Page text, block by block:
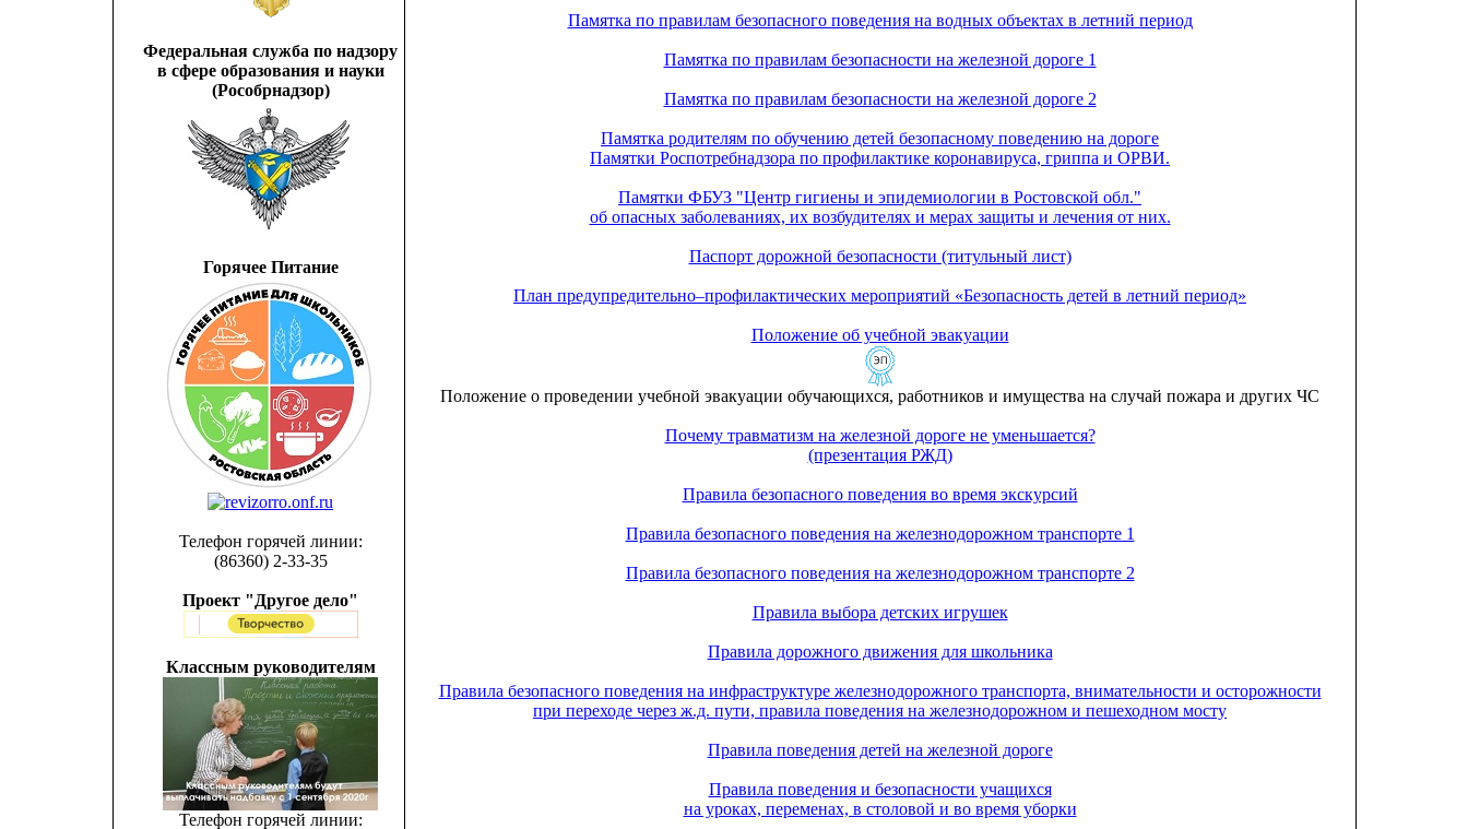
Федеральная служба по надзору
в сфере образования и науки
(Рособрнадзор)
Горячее Питание
Телефон горячей линии:
(86360) 2-33-35
Проект "Другое дело"
Классным руководителям
Телефон горячей линии:
Памятка по правилам безопасного поведения на водных объектах в летний период
Памятка по правилам безопасности на железной дороге 1
Памятка по правилам безопасности на железной дороге 2
Памятка родителям по обучению детей безопасному поведению на дороге
Памятки Роспотребнадзора по профилактике коронавируса, гриппа и ОРВИ.
Памятки ФБУЗ "Центр гигиены и эпидемиологии в Ростовской обл."
об опасных заболеваниях, их возбудителях и мерах защиты и лечения от них.
Паспорт дорожной безопасности (титульный лист)
План предупредительно–профилактических мероприятий «Безопасность детей в летний период»
Положение об учебной эвакуации
Положение о проведении учебной эвакуации обучающихся, работников и имущества на случай пожара и других ЧС
Почему травматизм на железной дороге не уменьшается?
(презентация РЖД)
Правила безопасного поведения во время экскурсий
Правила безопасного поведения на железнодорожном транспорте 1
Правила безопасного поведения на железнодорожном транспорте 2
Правила выбора детских игрушек
Правила дорожного движения для школьника
Правила безопасного поведения на инфраструктуре железнодорожного транспорта, внимательности и осторожности
при переходе через ж.д. пути, правила поведения на железнодорожном и пешеходном мосту
Правила поведения детей на железной дороге
Правила поведения и безопасности учащихся
на уроках, переменах, в столовой и во время уборки